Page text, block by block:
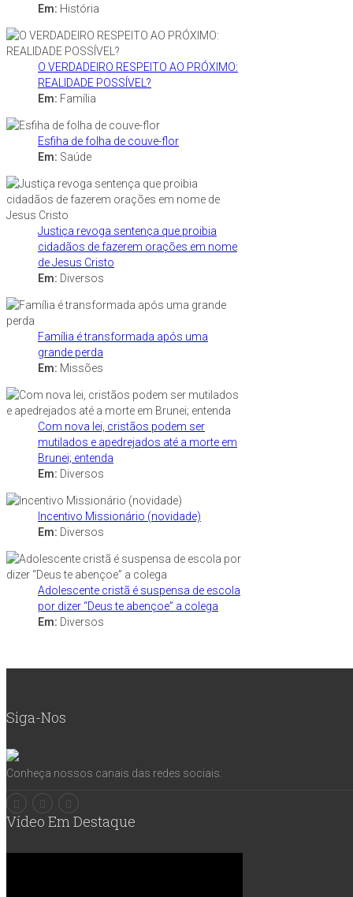
Em: História
O VERDADEIRO RESPEITO AO PRÓXIMO:
REALIDADE POSSÍVEL?
Em: Família
Esfiha de folha de couve-flor
Em: Saúde
Justiça revoga sentença que proibia
cidadãos de fazerem orações em nome
de Jesus Cristo
Em: Diversos
Família é transformada após uma
grande perda
Em: Missões
Com nova lei, cristãos podem ser
mutilados e apedrejados até a morte em
Brunei; entenda
Em: Diversos
Incentivo Missionário (novidade)
Em: Diversos
Adolescente cristã é suspensa de escola
por dizer “Deus te abençoe” a colega
Em: Diversos
Siga-Nos
Conheça nossos canais das redes sociais:
Vídeo Em Destaque